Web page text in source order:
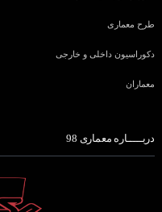
طرح معماری
دکوراسیون داخلی و خارجی
معماران
دربـــــاره معماری 98